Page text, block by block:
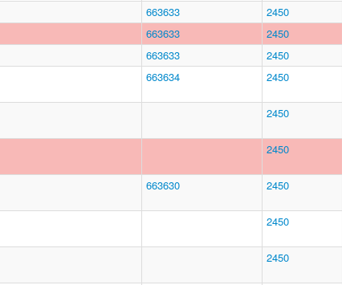
663633 2450
663633 2450
663633 2450
663634 2450
2450
2450
663630 2450
2450
2450